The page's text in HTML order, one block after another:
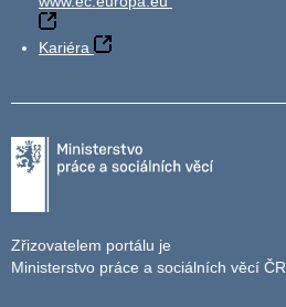
Kariéra
Zřizovatelem portálu je
Ministerstvo práce a sociálních věcí ČR